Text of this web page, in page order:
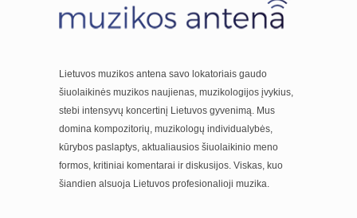
Lietuvos muzikos antena savo lokatoriais gaudo
šiuolaikinės muzikos naujienas, muzikologijos įvykius,
stebi intensyvų koncertinį Lietuvos gyvenimą. Mus
domina kompozitorių, muzikologų individualybės,
kūrybos paslaptys, aktualiausios šiuolaikinio meno
formos, kritiniai komentarai ir diskusijos. Viskas, kuo
šiandien alsuoja Lietuvos profesionalioji muzika.